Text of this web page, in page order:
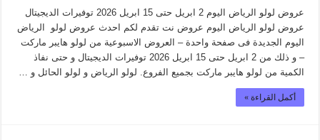
عروض لولو الرياض اليوم 2 ابريل حتى 15 ابريل 2026 توفيرات الديجيتال
عروض لولو الرياض اليوم عروض نت تقدم لكم احدث عروض لولو الرياض
اليوم الجديدة فى صفحة واحدة – العروض الاسبوعية من لولو هايبر ماركت
– و ذلك من 2 ابريل حتى 15 ابريل 2026 توفيرات الديجيتال و حتى نفاذ
الكمية من لولو هايبر ماركت بجميع الفروع. لولو الرياض و لولو الحائل و …
أكمل القراءة »